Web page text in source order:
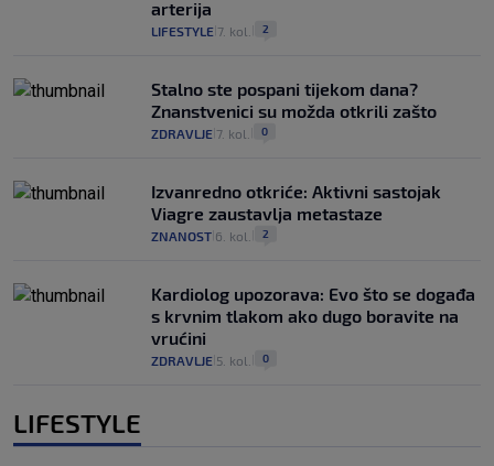
arterija
LIFESTYLE 7. kol. 2
Stalno ste pospani tijekom dana?
Znanstvenici su možda otkrili zašto
ZDRAVLJE 7. kol. 0
Izvanredno otkriće: Aktivni sastojak
Viagre zaustavlja metastaze
ZNANOST 6. kol. 2
Kardiolog upozorava: Evo što se događa
s krvnim tlakom ako dugo boravite na
vrućini
ZDRAVLJE 5. kol. 0
LIFESTYLE